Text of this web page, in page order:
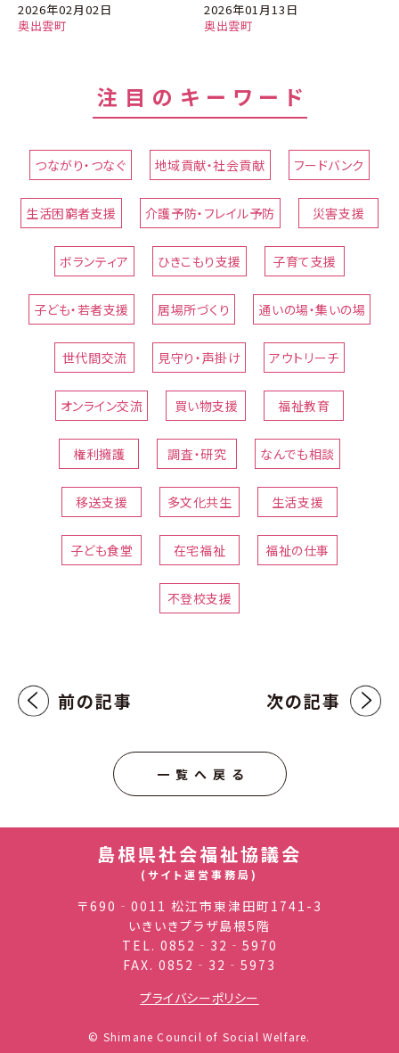
奥出雲町
2026年02月02日
奥出雲町
2026年01月13日
注目のキーワード
つながり・つなぐ 地域貢献・社会貢献 フードバンク
生活困窮者支援 介護予防・フレイル予防 災害支援
ボランティア ひきこもり支援 子育て支援
子ども・若者支援 居場所づくり 通いの場・集いの場
世代間交流 見守り・声掛け アウトリーチ
オンライン交流 買い物支援 福祉教育
権利擁護 調査・研究 なんでも相談
移送支援 多文化共生 生活支援
子ども食堂 在宅福祉 福祉の仕事
不登校支援
前の記事 次の記事
一覧へ戻る
島根県社会福祉協議会
(サイト運営事務局)
〒690‐0011 松江市東津田町1741-3
いきいきプラザ島根5階
TEL. 0852‐32‐5970
FAX. 0852‐32‐5973
プライバシーポリシー
© Shimane Council of Social Welfare.